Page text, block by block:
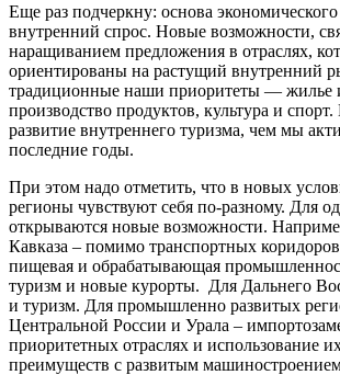
Еще раз подчеркну: основа экономического
внутренний спрос. Новые возможности,
наращиванием предложения в отраслях,
ориентированы на растущий внутренний
традиционные наши приоритеты —
производство продуктов, культура и
развитие внутреннего туризма, чем мы
последние годы.
При этом надо отметить, что в новых
регионы чувствуют себя по-разному. Для
открываются новые возможности.
Кавказа – помимо транспортных
пищевая и обрабатывающая
туризм и новые курорты. Для Дальнего
и туризм. Для промышленно развитых
Центральной России и Урала –
приоритетных отраслях и использование
преимуществ с развитым